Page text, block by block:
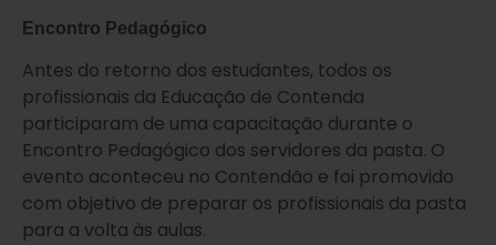
Encontro Pedagógico
Antes do retorno dos estudantes, todos os
profissionais da Educação de Contenda
participaram de uma capacitação durante o
Encontro Pedagógico dos servidores da pasta. O
evento aconteceu no Contendão e foi promovido
com objetivo de preparar os profissionais da pasta
para a volta às aulas.